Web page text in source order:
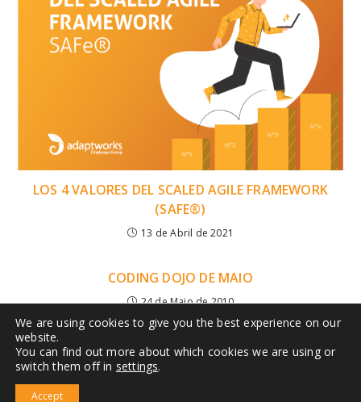
LOS 4 VALORES DEL SCALED AGILE FRAMEWORK
(SAFE®)
13 de Abril de 2021
CODING DOJO DE MAIO
24 de Maio de 2010
IMPLEMENTAÇÃO SAFe®
We are using cookies to give you the best experience on our
website.
You can find out more about which cookies we are using or
switch them off in settings.
Accept